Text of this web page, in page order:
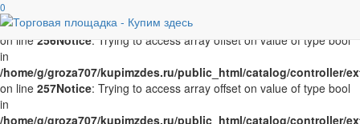
Notice
/home/g/groza707/kupimzdes.ru/public_html/catalog/controller/
on line256Notice: Trying to access array offset on value of type bool
in
/home/g/groza707/kupimzdes.ru/public_html/catalog/controller/
on line 257Notice: Trying to access array offset on value of type bool
in
/home/g/groza707/kupimzdes.ru/public_html/catalog/controller/
0